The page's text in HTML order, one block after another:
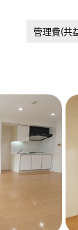
管理費(共